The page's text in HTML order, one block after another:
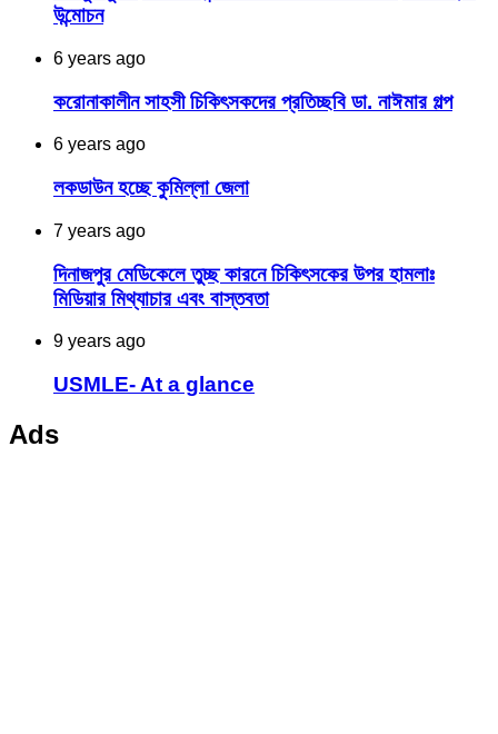
উন্মোচন
6 years ago
করোনাকালীন সাহসী চিকিৎসকদের প্রতিচ্ছবি ডা. নাঈমার গল্প
6 years ago
লকডাউন হচ্ছে কুমিল্লা জেলা
7 years ago
দিনাজপুর মেডিকেলে তুচ্ছ কারনে চিকিৎসকের উপর হামলাঃ
মিডিয়ার মিথ্যাচার এবং বাস্তবতা
9 years ago
USMLE- At a glance
Ads